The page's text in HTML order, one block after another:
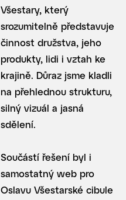
Všestary, který
srozumitelně představuje
činnost družstva, jeho
produkty, lidi i vztah ke
krajině. Důraz jsme kladli
na přehlednou strukturu,
silný vizuál a jasná
sdělení.
Součástí řešení byl i
samostatný web pro
Oslavu Všestarské cibule